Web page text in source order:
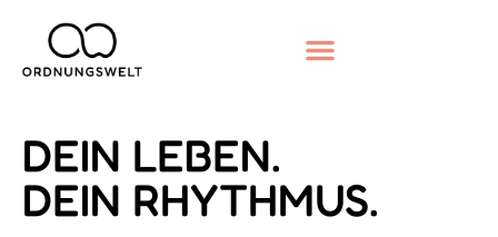
DEIN LEBEN.
DEIN RHYTHMUS.